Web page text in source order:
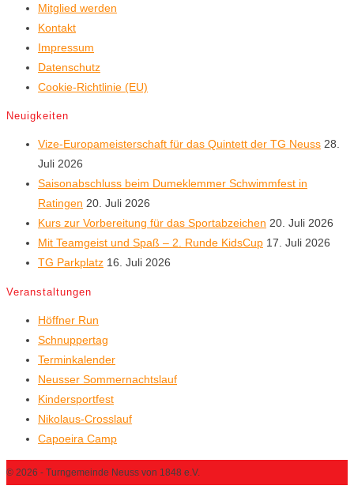
Mitglied werden
Kontakt
Impressum
Datenschutz
Cookie-Richtlinie (EU)
Neuigkeiten
Vize-Europameisterschaft für das Quintett der TG Neuss 28.
Juli 2026
Saisonabschluss beim Dumeklemmer Schwimmfest in
Ratingen 20. Juli 2026
Kurs zur Vorbereitung für das Sportabzeichen 20. Juli 2026
Mit Teamgeist und Spaß – 2. Runde KidsCup 17. Juli 2026
TG Parkplatz 16. Juli 2026
Veranstaltungen
Höffner Run
Schnuppertag
Terminkalender
Neusser Sommernachtslauf
Kindersportfest
Nikolaus-Crosslauf
Capoeira Camp
© 2026 - Turngemeinde Neuss von 1848 e.V.